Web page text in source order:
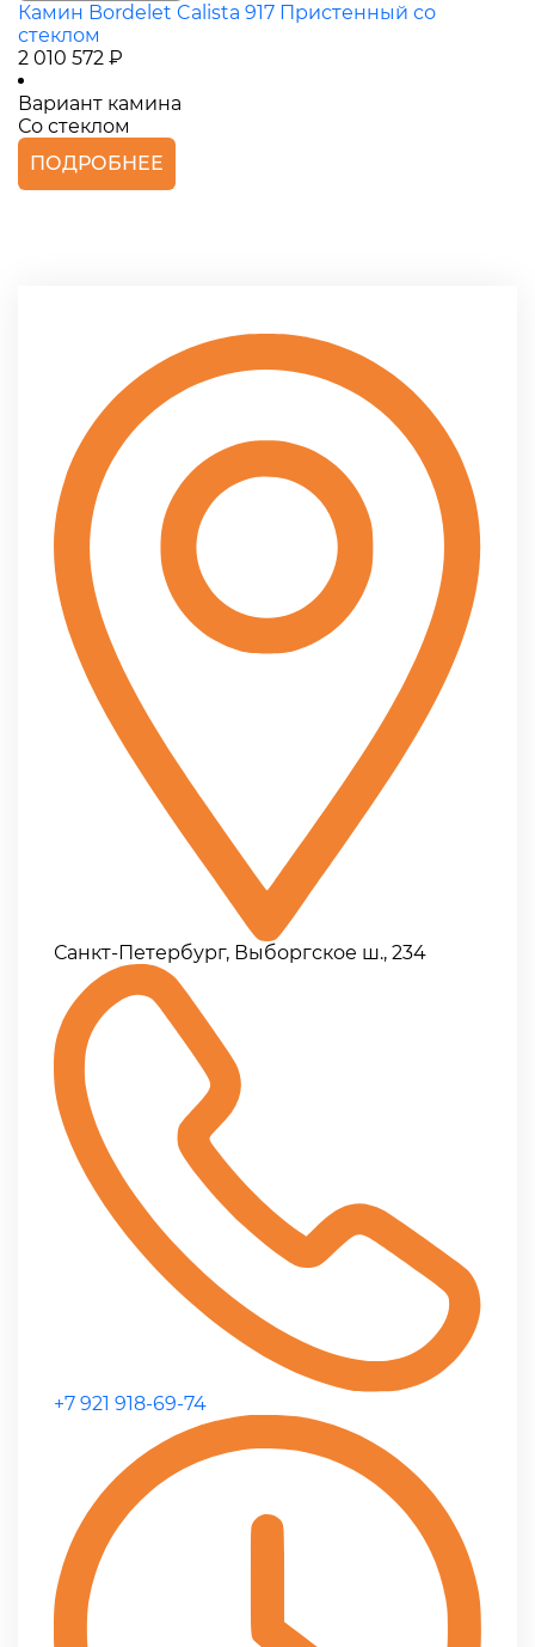
Камин Bordelet Calista 917 Пристенный со
стеклом
2 010 572 ₽
Вариант камина
Со стеклом
ПОДРОБНЕЕ
Санкт-Петербург, Выборгское ш., 234
+7 921 918-69-74